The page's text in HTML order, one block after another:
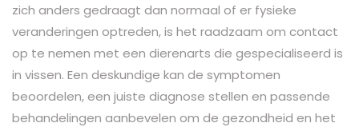
zich anders gedraagt dan normaal of er fysieke
veranderingen optreden, is het raadzaam om contact
op te nemen met een dierenarts die gespecialiseerd is
in vissen. Een deskundige kan de symptomen
beoordelen, een juiste diagnose stellen en passende
behandelingen aanbevelen om de gezondheid en het